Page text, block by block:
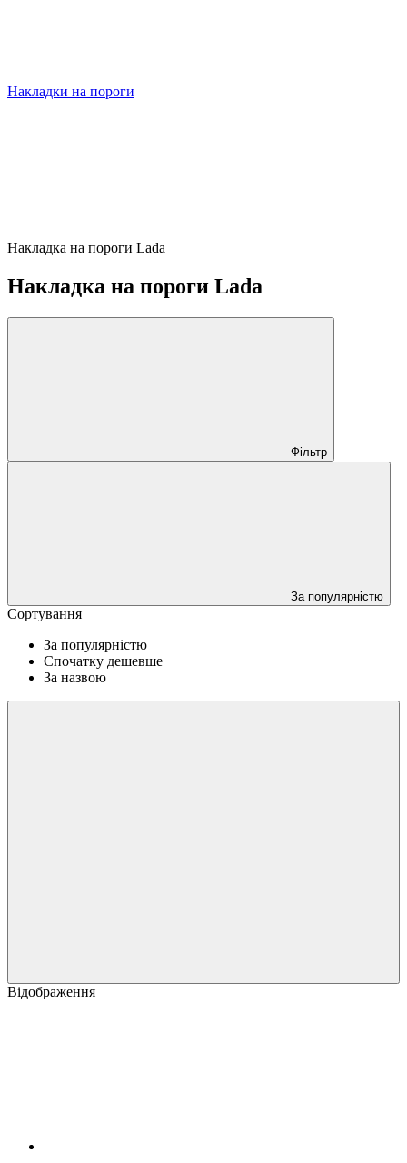
Накладки на пороги
Накладка на пороги Lada
Накладка на пороги Lada
Фільтр
За популярністю
Сортування
За популярністю
Спочатку дешевше
За назвою
Відображення